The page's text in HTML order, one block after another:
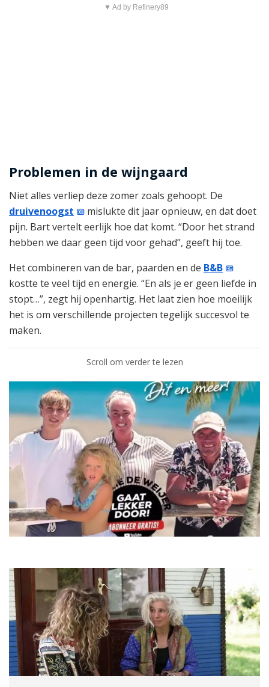
d
▼ Ad by Refinery89
Problemen in de wijngaard
Niet alles verliep deze zomer zoals gehoopt. De
druivenoogst
mislukte dit jaar opnieuw, en dat doet
pijn. Bart vertelt eerlijk hoe dat komt. “Door het strand
hebben we daar geen tijd voor gehad”, geeft hij toe.
Het combineren van de bar, paarden en de B&B
kostte te veel tijd en energie. “En als je er geen liefde in
stopt…”, zegt hij openhartig. Het laat zien hoe moeilijk
het is om verschillende projecten tegelijk succesvol te
maken.
Scroll om verder te lezen